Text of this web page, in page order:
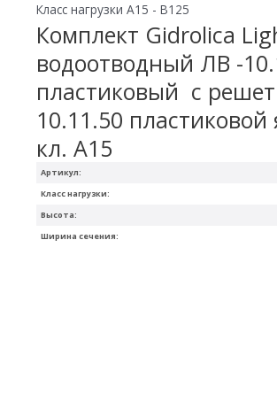
Артикул:
Ширина сечения:
Высота:
Класс нагрузки:
Класс нагрузки A15 - B125
Комплект Gidrolica
водоотводный ЛВ -
пластиковый с
10.11.50 пластиковой
кл. A15